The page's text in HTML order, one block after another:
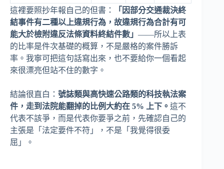
這裡要照抄年報自己的但書：
「因部分交通裁決終
結事件有二種以上違規行為，故違規行為合計有可
能大於檢附違反法條資料終結件數」 ——所以上表
的比率是件次基礎的概算，不是嚴格的案件勝訴
率。我寧可把這句話寫出來，也不要給你一個看起
來很漂亮但站不住的數字。
結論很直白： 號誌類與高快速公路類的科技執法案
件，走到法院能翻掉的比例大約在 5% 上下。 這不
代表不該爭，而是代表你要爭之前，先確認自己的
主張是「法定要件不符」，不是「我覺得很委
屈」。